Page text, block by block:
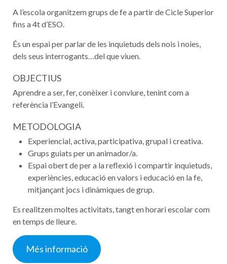
A l’escola organitzem grups de fe a partir de Cicle Superior
fins a 4t d’ESO.
És un espai per parlar de les inquietuds dels nois i noies,
dels seus interrogants…del que viuen.
OBJECTIUS
Aprendre a ser, fer, conèixer i conviure, tenint com a
referència l’Evangeli.
METODOLOGIA
Experiencial, activa, participativa, grupal i creativa.
Grups guiats per un animador/a.
Espai obert de per a la reflexió i compartir inquietuds,
experiències, educació en valors i educació en la fe,
mitjançant jocs i dinàmiques de grup.
Es realitzen moltes activitats, tangt en horari escolar com
en temps de lleure.
Més informació